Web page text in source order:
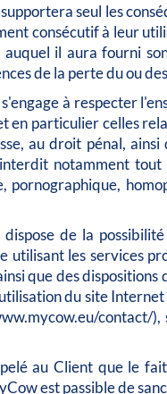
seul les
consécutif à leur
auquel il aura fourni
de la perte du ou
à respecter
en particulier celles
au droit pénal,
notamment tout
pornographique,
dispose de la
utilisant les services
que des dispositions
du site
contact/
au Client que le
est passible de